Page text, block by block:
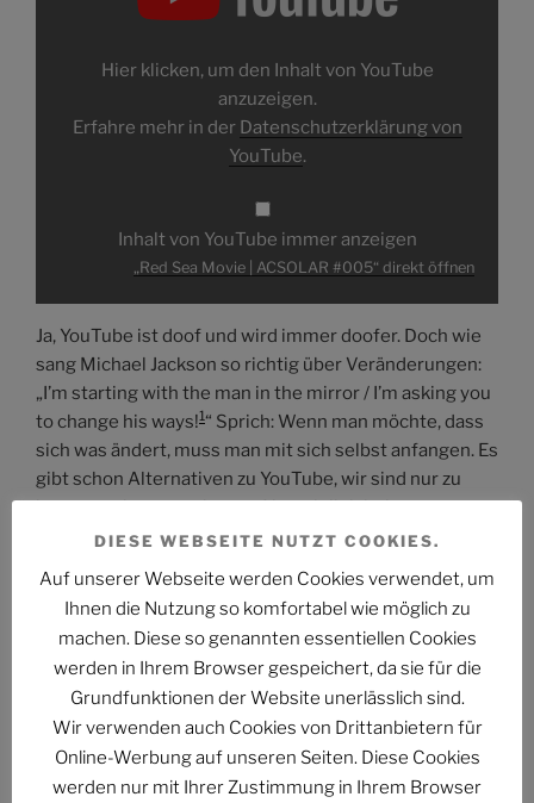
YouTube
anzeigenHier klicken, um den Inhalt von YouTube
anzuzeigen.
Erfahre mehr in der Datenschutzerklärung von
YouTube.
Inhalt von YouTube immer anzeigen
„Red Sea Movie | ACSOLAR #005“ direkt öffnen
Ja, YouTube ist doof und wird immer doofer. Doch wie
sang Michael Jackson so richtig über Veränderungen:
„I’m starting with the man in the mirror / I’m asking you
to change his ways!1“ Sprich: Wenn man möchte, dass
sich was ändert, muss man mit sich selbst anfangen. Es
gibt schon Alternativen zu YouTube, wir sind nur zu
bequem, sie anzunehmen. Aber vielleicht kann man
einen Anfang machen? ASTROCOHORS SOLAR gibt es
„Red
Movie
ACSOLAR
#005“
makertube.net
anzeigen
Hier klicken, um den Inhalt von makertube.net
anzuzeigen.
Inhalt von makertube.net immer anzeigen
DIESE WEBSEITE NUTZT COOKIES.
Auf unserer Webseite werden Cookies verwendet, um
Ihnen die Nutzung so komfortabel wie möglich zu
machen. Diese so genannten essentiellen Cookies
werden in Ihrem Browser gespeichert, da sie für die
Grundfunktionen der Website unerlässlich sind.
Wir verwenden auch Cookies von Drittanbietern für
Online-Werbung auf unseren Seiten. Diese Cookies
werden nur mit Ihrer Zustimmung in Ihrem Browser